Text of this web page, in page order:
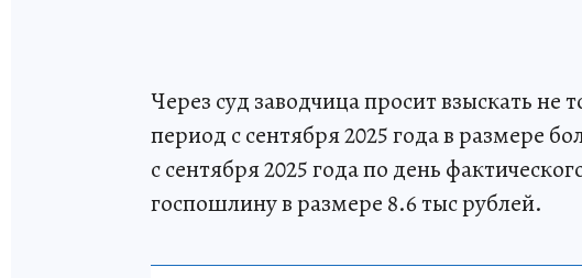
Через суд заводчица просит взыскать не
период с сентября 2025 года в размере
с сентября 2025 года по день
госпошлину в размере 8.6 тыс рублей.